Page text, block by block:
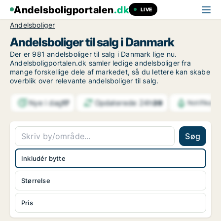
Andelsboligportalen.dk LIVE
Andelsboliger
Andelsboliger til salg i Danmark
Der er 981 andelsboliger til salg i Danmark lige nu.
Andelsboligportalen.dk samler ledige andelsboliger fra
mange forskellige dele af markedet, så du lettere kan skabe
overblik over relevante andelsboliger til salg.
Nye i dag17 Opdaterede 24h39
Søg
Størrelse
Pris
Inkludér bytte